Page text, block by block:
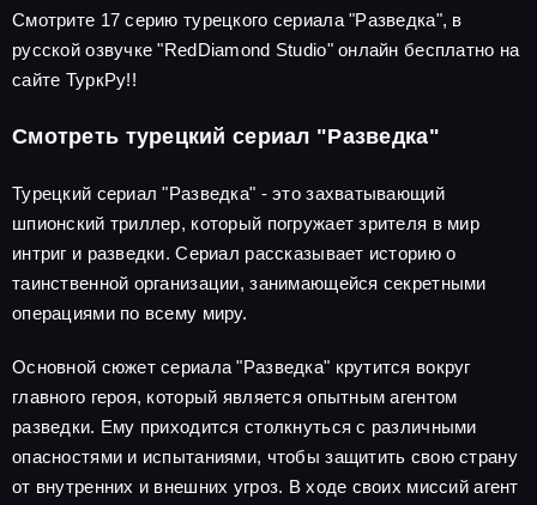
Смотрите 17 серию турецкого сериала "Разведка", в
русской озвучке "RedDiamond Studio" онлайн бесплатно на
сайте ТуркРу!!
Смотреть турецкий сериал "Разведка"
Турецкий сериал "Разведка" - это захватывающий
шпионский триллер, который погружает зрителя в мир
интриг и разведки. Сериал рассказывает историю о
таинственной организации, занимающейся секретными
операциями по всему миру.
Основной сюжет сериала "Разведка" крутится вокруг
главного героя, который является опытным агентом
разведки. Ему приходится столкнуться с различными
опасностями и испытаниями, чтобы защитить свою страну
от внутренних и внешних угроз. В ходе своих миссий агент